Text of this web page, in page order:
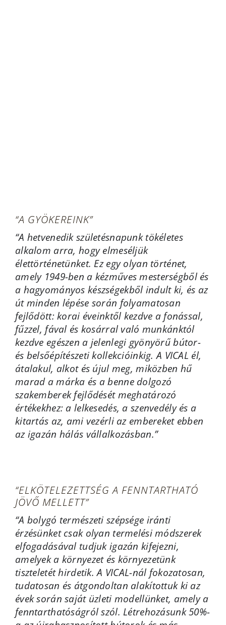
“A GYÖKEREINK”
“A hetvenedik születésnapunk tökéletes
alkalom arra, hogy elmeséljük
élettörténetünket. Ez egy olyan történet,
amely 1949-ben a kézműves mesterségből és
a hagyományos készségekből indult ki, és az
út minden lépése során folyamatosan
fejlődött: korai éveinktől kezdve a fonással,
fűzzel, fával és kosárral való munkánktól
kezdve egészen a jelenlegi gyönyörű bútor-
és belsőépítészeti kollekcióinkig. A VICAL él,
átalakul, alkot és újul meg, miközben hű
marad a márka és a benne dolgozó
szakemberek fejlődését meghatározó
értékekhez: a lelkesedés, a szenvedély és a
kitartás az, ami vezérli az embereket ebben
az igazán hálás vállalkozásban.”
“ELKÖTELEZETTSÉG A FENNTARTHATÓ
JÖVŐ MELLETT”
“A bolygó természeti szépsége iránti
érzésünket csak olyan termelési módszerek
elfogadásával tudjuk igazán kifejezni,
amelyek a környezet és környezetünk
tiszteletét hirdetik. A VICAL-nál fokozatosan,
tudatosan és átgondoltan alakítottuk ki az
évek során saját üzleti modellünket, amely a
fenntarthatóságról szól. Létrehozásunk 50%-